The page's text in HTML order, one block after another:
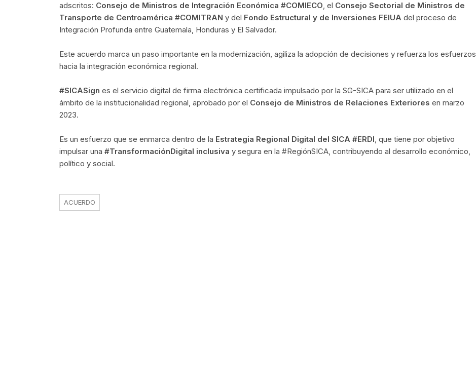
adscritos: Consejo de Ministros de Integración Económica #COMIECO, el Consejo Sectorial de Ministros de
Transporte de Centroamérica #COMITRAN y del Fondo Estructural y de Inversiones FEIUA del proceso de
Integración Profunda entre Guatemala, Honduras y El Salvador.
Este acuerdo marca un paso importante en la modernización, agiliza la adopción de decisiones y refuerza los esfuerzos
hacia la integración económica regional.
#SICASign es el servicio digital de firma electrónica certificada impulsado por la SG-SICA para ser utilizado en el
ámbito de la institucionalidad regional, aprobado por el Consejo de Ministros de Relaciones Exteriores en marzo
2023.
Es un esfuerzo que se enmarca dentro de la Estrategia Regional Digital del SICA #ERDI, que tiene por objetivo
impulsar una #TransformaciónDigital inclusiva y segura en la #RegiónSICA, contribuyendo al desarrollo económico,
político y social.
ACUERDO